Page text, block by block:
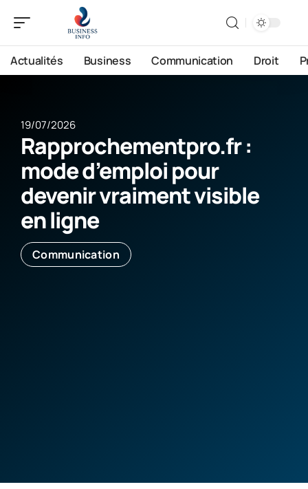
Actualités Business Communication Droit
19/07/2026
Rapprochementpro.fr :
mode d’emploi pour
devenir vraiment visible
en ligne
Communication